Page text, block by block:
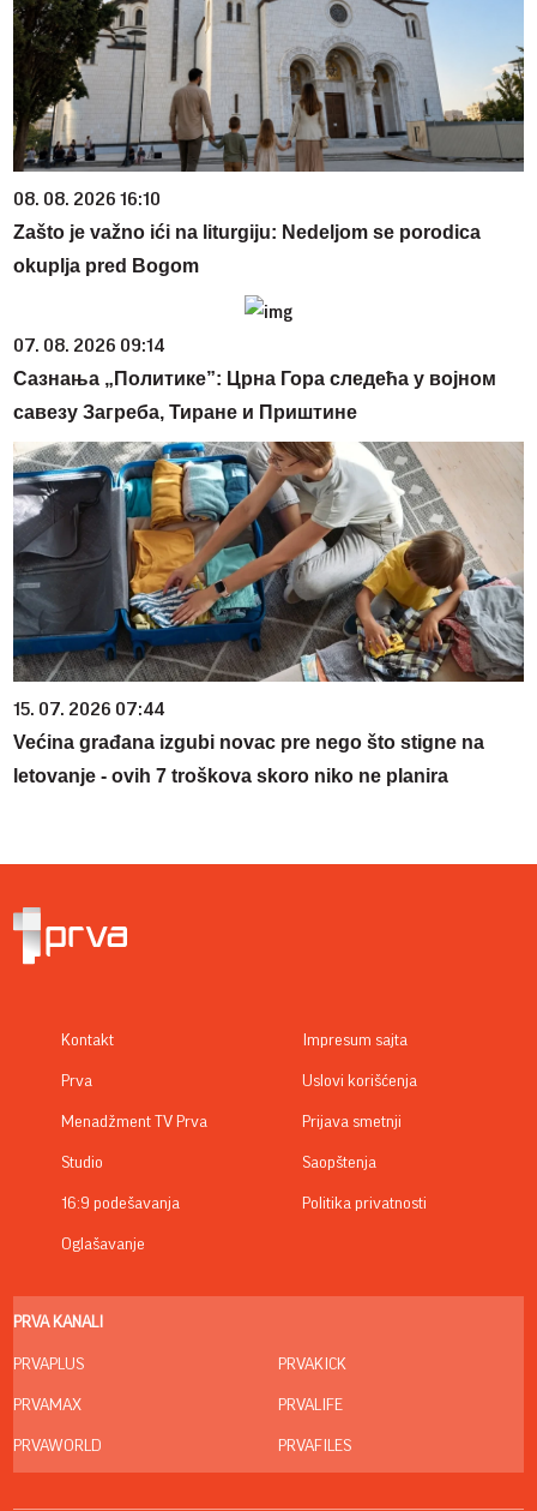
08. 08. 2026 16:10
Zašto je važno ići na liturgiju: Nedeljom se porodica
okuplja pred Bogom
07. 08. 2026 09:14
Сазнања „Политике”: Црна Гора следећа у војном
савезу Загреба, Тиране и Приштине
15. 07. 2026 07:44
Većina građana izgubi novac pre nego što stigne na
letovanje - ovih 7 troškova skoro niko ne planira
Kontakt
Prva
Menadžment TV Prva
Studio
16:9 podešavanja
Oglašavanje
Impresum sajta
Uslovi korišćenja
Prijava smetnji
Saopštenja
Politika privatnosti
PRVA KANALI
PRVAPLUS
PRVAMAX
PRVAWORLD
PRVAKICK
PRVALIFE
PRVAFILES